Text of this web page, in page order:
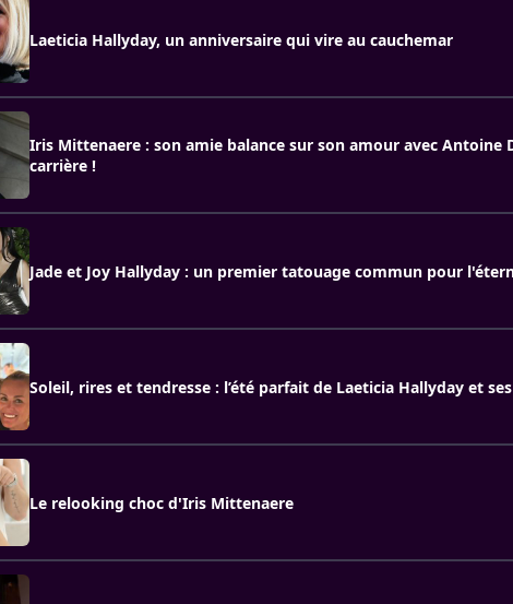
Laeticia Hallyday, un anniversaire qui vire au cauchemar
Iris Mittenaere : son amie balance sur son amour avec Antoine
carrière !
Jade et Joy Hallyday : un premier tatouage commun pour
Soleil, rires et tendresse : l’été parfait de Laeticia Hallyday et
Le relooking choc d'Iris Mittenaere